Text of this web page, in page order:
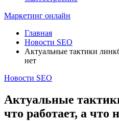
Маркетинг онлайн
Главная
Новости SEO
Актуальные тактики
нет
Новости SEO
Актуальные
что работает, а что